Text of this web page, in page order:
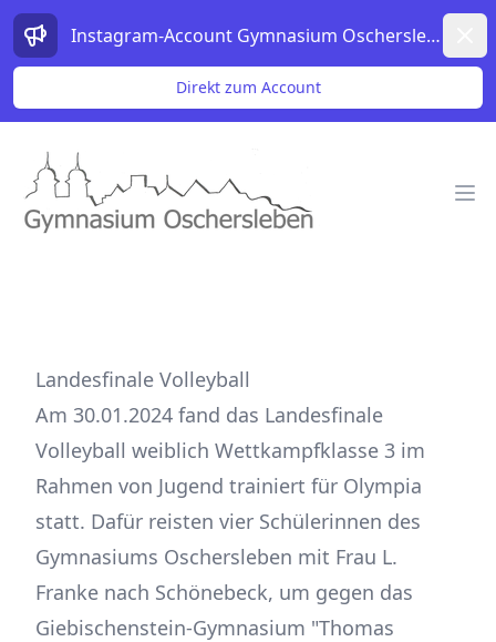
Instagram-Account Gymnasium Oschersleben
Direkt zum Account
Gymnasium Oschersleben Logo
Landesfinale Volleyball
Am 30.01.2024 fand das Landesfinale
Volleyball weiblich Wettkampfklasse 3 im
Rahmen von Jugend trainiert für Olympia
statt. Dafür reisten vier Schülerinnen des
Gymnasiums Oschersleben mit Frau L.
Franke nach Schönebeck, um gegen das
Giebischenstein-Gymnasium "Thomas